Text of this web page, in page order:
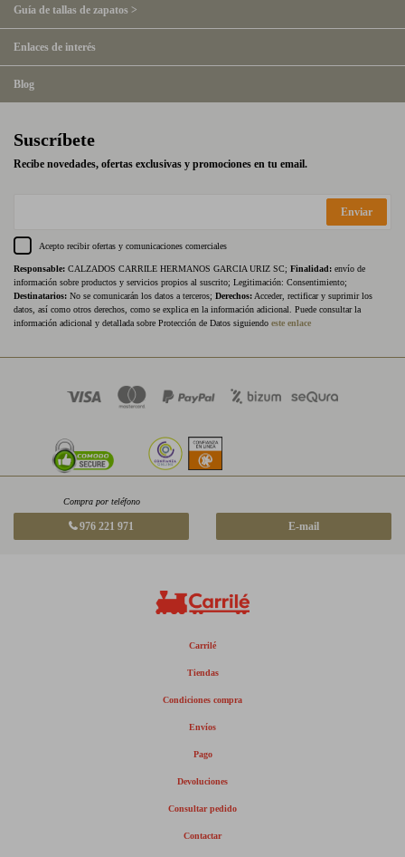
Guía de tallas de zapatos >
Enlaces de interés
Blog
Suscríbete
Recibe novedades, ofertas exclusivas y promociones en tu email.
Enviar
Acepto recibir ofertas y comunicaciones comerciales
Responsable: CALZADOS CARRILE HERMANOS GARCIA URIZ SC; Finalidad: envío de
información sobre productos y servicios propios al suscrito; Legitimación: Consentimiento;
Destinatarios: No se comunicarán los datos a terceros; Derechos: Acceder, rectificar y suprimir los
datos, así como otros derechos, como se explica en la información adicional. Puede consultar la
información adicional y detallada sobre Protección de Datos siguiendo este enlace
Compra por teléfono
976 221 971 E-mail
Carrilé
Tiendas
Condiciones compra
Envíos
Pago
Devoluciones
Consultar pedido
Contactar